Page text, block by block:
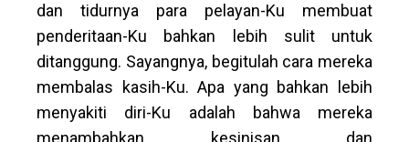
dan tidurnya para pelayan-Ku membuat
penderitaan-Ku bahkan lebih sulit untuk
ditanggung. Sayangnya, begitulah cara mereka
membalas kasih-Ku. Apa yang bahkan lebih
menyakiti diri-Ku adalah bahwa mereka
menambahkan kesinisan dan